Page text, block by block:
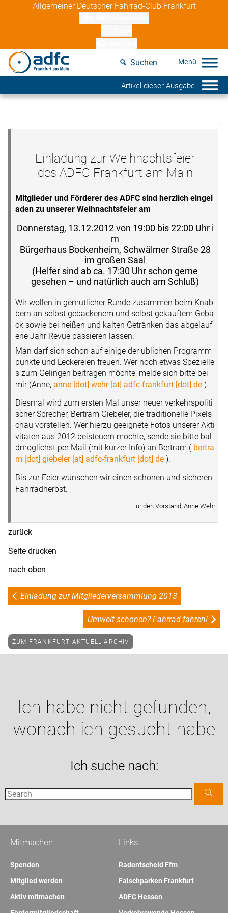
Allgemeiner Deutscher Fahrrad-Club Frankfurt
Suchen
Artikel dieser Ausgabe
Einladung zur Weihnachtsfeier
des ADFC Frankfurt am Main
Mitglieder und Förderer des ADFC sind herzlich eingel
aden zu unserer Weihnachtsfeier am
Donnerstag, 13.12.2012 von 19:00 bis 22:00 Uhr i
m
Bürgerhaus Bockenheim, Schwälmer Straße 28
im großen Saal
(Helfer sind ab ca. 17:30 Uhr schon gerne
gesehen – und natürlich auch am Schluß)
Wir wollen in gemütlicher Runde zusammen beim Knab
bern an selbst gebackenem und selbst gekauftem Gebä
ck sowie bei heißen und kalten Getränken das abgelauf
ene Jahr Revue passieren lassen.
Man darf sich schon auf einige der üblichen Programm
punkte und Leckereien freuen. Wer noch etwas Spezielle
s zum Gelingen beitragen möchte, melde sich bitte bei
mir (Anne, anne [dot] wehr [at] adfc-frankfurt [dot] de ).
Diesmal wird zum ersten Mal unser neuer verkehrspoliti
scher Sprecher, Bertram Giebeler, die traditionelle Pixels
chau vorstellen. Wer hierzu geeignete Fotos unserer Akti
vitäten aus 2012 beisteuern möchte, sende sie bitte bal
dmöglichst per Mail (mit kurzer Info) an Bertram ( bertra
m [dot] giebeler [at] adfc-frankfurt [dot] de ).
Bis zur Feier wünschen wir einen schönen und sicheren
Fahrradherbst.
Für den Vorstand, Anne Wehr
zurück
Seite drucken
nach oben
Einladung zur Mitgliederversammlung 2013
Umwelt schonen? Fahrrad fahren!
ZUM FRANKFURT AKTUELL ARCHIV
Ich habe nicht gefunden,
wonach ich gesucht habe
Ich suche nach:
Links
Radentscheid Ffm
Falschparken Frankfurt
ADFC Hessen
Mitmachen
Spenden
Mitglied werden
Aktiv mitmachen